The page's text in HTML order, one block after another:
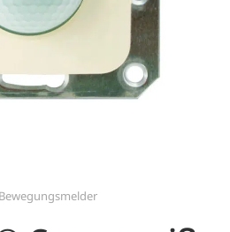
Search